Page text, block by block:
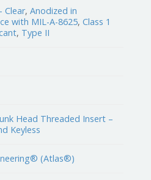
Clear,Anodized in
with MIL-A-8625,Class 1
, Type II
Head Threaded Insert –
Keyless
(Atlas®)